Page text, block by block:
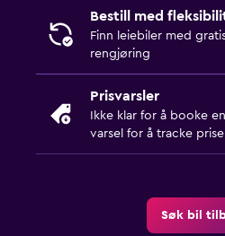
Bestill med
Finn leiebiler med
rengjøring
Prisvarsler
Ikke klar for å booke
varsel for å tracke
Søk bil